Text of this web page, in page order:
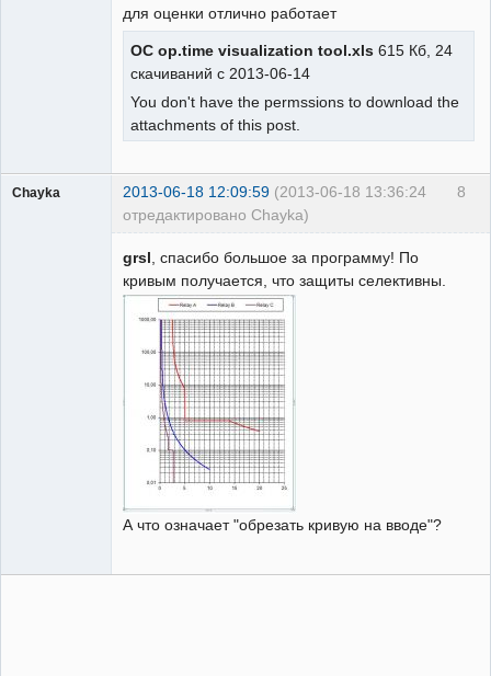
для оценки отлично работает
OC op.time visualization tool.xls 615 Кб, 24
скачиваний с 2013-06-14
You don't have the permssions to download the
attachments of this post.
8
Chayka 2013-06-18 12:09:59 (2013-06-18 13:36:24
отредактировано Chayka)
grsl , спасибо большое за программу! По
кривым получается, что защиты селективны.
А что означает "обрезать кривую на вводе"?